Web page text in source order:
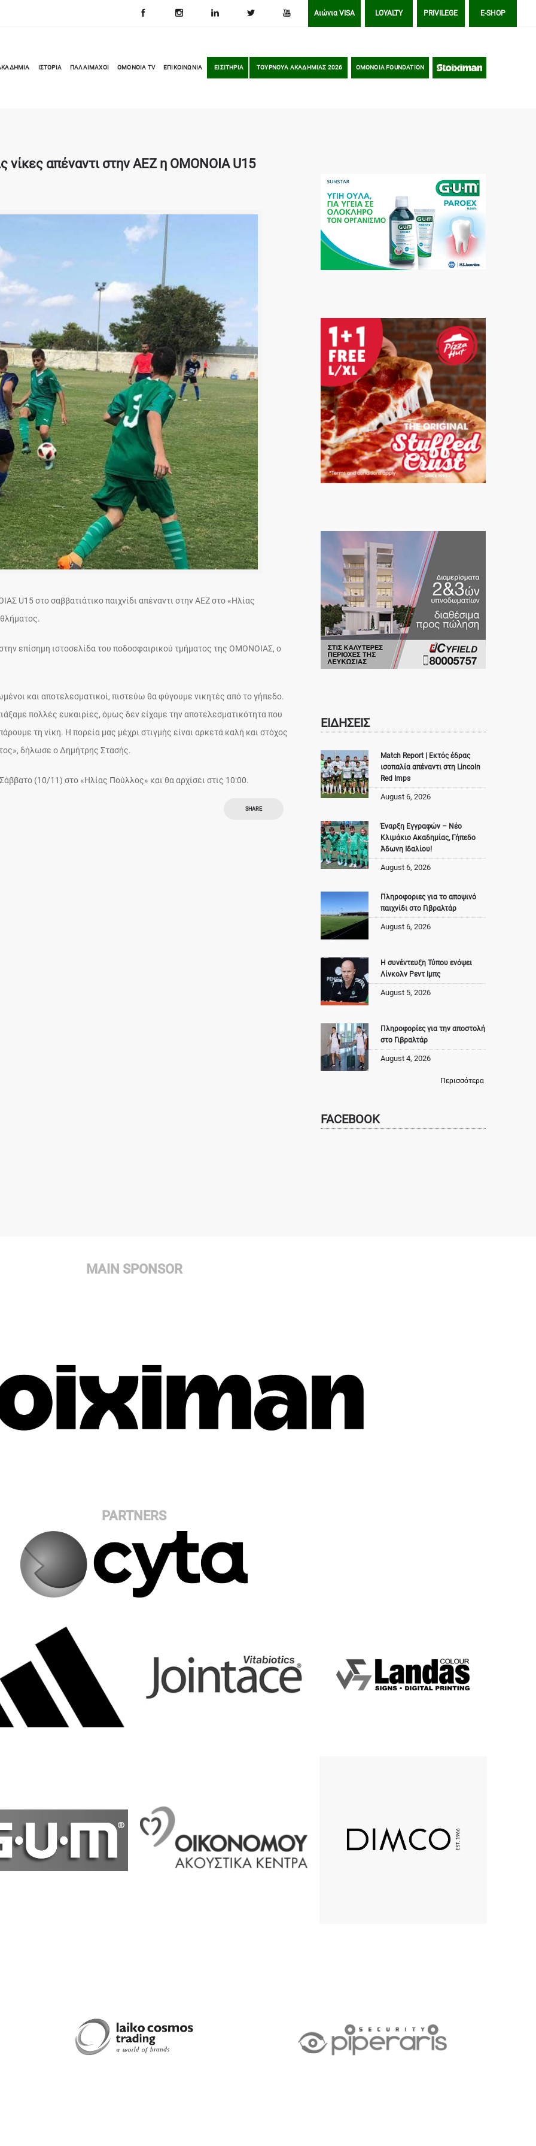
Αιώνια VISA LOYALTY PRIVILEGE E-SHOP
ΙΣΤΟΡΙΑ ΠΑΛΑΙΜΑΧΟΙ OMONOIA TV ΕΠΙΚΟΙΝΩΝΙΑ ΕΙΣΙΤΗΡΙΑ ΤΟΥΡΝΟΥΑ ΑΚΑΔΗΜΙΑΣ 2026 OMONOIA FOUNDATION STOIXIMAN
νίκες απέναντι στην ΑΕΖ η ΟΜΟΝΟΙΑ U15
U15 στο σαββατιάτικο παιχνίδι απέναντι στην ΑΕΖ στο «Ηλίας
επίσημη ιστοσελίδα του ποδοσφαιρικού τμήματος της ΟΜΟΝΟΙΑΣ, ο
και αποτελεσματικοί, πιστεύω θα φύγουμε νικητές από το γήπεδο.
πολλές ευκαιρίες, όμως δεν είχαμε την αποτελεσματικότητα που
τη νίκη. Η πορεία μας μέχρι στιγμής είναι αρκετά καλή και στόχος
δήλωσε ο Δημήτρης Στασής.
(10/11) στο «Ηλίας Πούλλος» και θα αρχίσει στις 10:00.
SHARE
ΕΙΔΗΣΕΙΣ
Match Report | Εκτός έδρας
ισοπαλία απέναντι στη Lincoln
Red Imps
August 6, 2026
Έναρξη Εγγραφών – Νέο
Κλιμάκιο Ακαδημίας, Γήπεδο
Άδωνη Ιδαλίου!
August 6, 2026
Πληροφοριες για το αποψινό
παιχνίδι στο Γιβραλτάρ
August 6, 2026
Η συνέντευξη Τύπου ενόψει
Λίνκολν Ρεντ Ιμπς
August 5, 2026
Πληροφορίες για την αποστολή
στο Γιβραλτάρ
August 4, 2026
Περισσότερα
FACEBOOK
MAIN SPONSOR
PARTNERS